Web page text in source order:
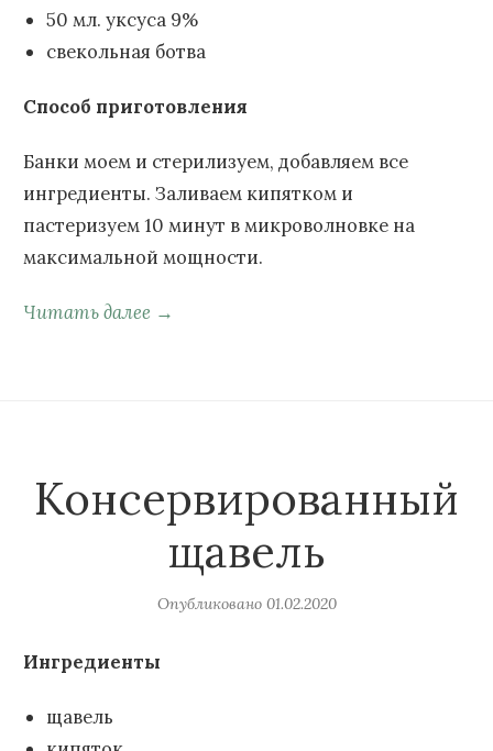
50 мл. уксуса 9%
свекольная ботва
Способ приготовления
Банки моем и стерилизуем, добавляем все
ингредиенты. Заливаем кипятком и
пастеризуем 10 минут в микроволновке на
максимальной мощности.
Читать далее →
Консервированный
щавель
Опубликовано 01.02.2020
Ингредиенты
щавель